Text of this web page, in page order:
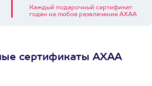
Каждый подарочный сертификат
годен на любое развлечение АХАА
сертификаты АХАА